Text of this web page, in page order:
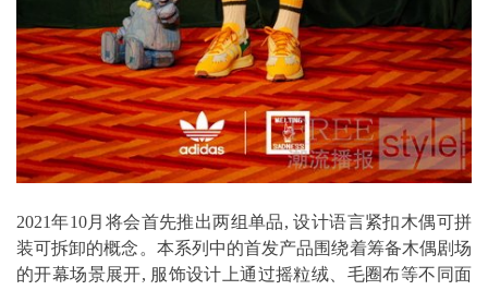
2021年10月将会首先推出两组单品, 设计语言紧扣木偶可拼
装可拆卸的概念。本系列中的首发产品围绕着筹备木偶剧场
的开幕场景展开, 服饰设计上通过摇粒绒、毛圈布等不同面